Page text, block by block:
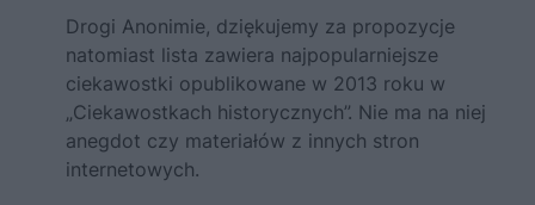
Drogi Anonimie, dziękujemy za propozycje
natomiast lista zawiera najpopularniejsze
ciekawostki opublikowane w 2013 roku w
„Ciekawostkach historycznych”. Nie ma na niej
anegdot czy materiałów z innych stron
internetowych.